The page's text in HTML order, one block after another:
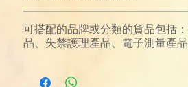
可搭配的品牌或分類的貨品包括
品、失禁護理產品、電子測量產